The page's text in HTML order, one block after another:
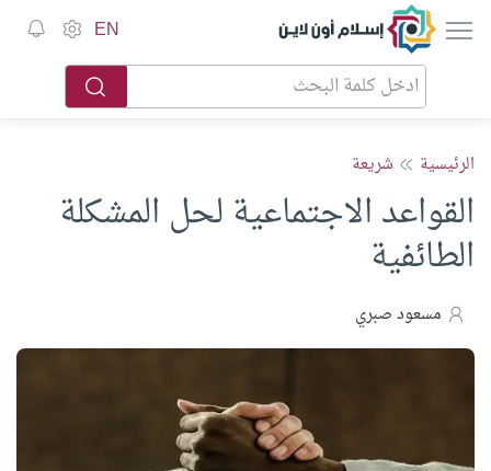
إسلام أون لاين EN
الرئيسية شريعة
القواعد الاجتماعية لحل المشكلة
الطائفية
مسعود صبري